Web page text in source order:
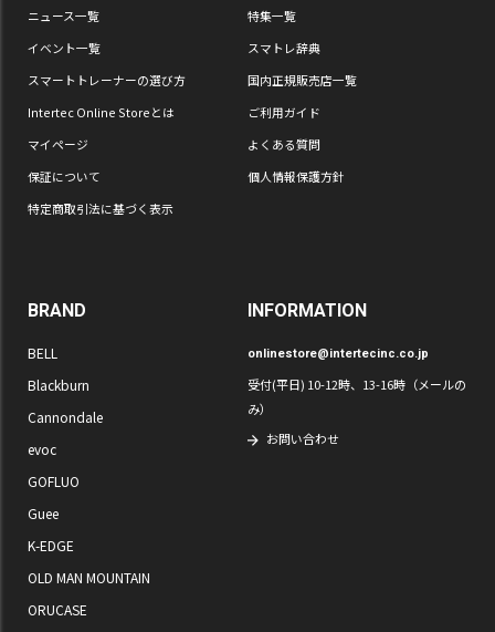
ニュース一覧
特集一覧
イベント一覧
スマトレ辞典
スマートトレーナーの選び方
国内正規販売店一覧
Intertec Online Storeとは
ご利用ガイド
マイページ
よくある質問
保証について
個人情報保護方針
特定商取引法に基づく表示
BRAND
BELL
Blackburn
Cannondale
evoc
GOFLUO
Guee
K-EDGE
OLD MAN MOUNTAIN
ORUCASE
INFORMATION
onlinestore@intertecinc.co.jp
受付(平日) 10-12時、13-16時（メールの
み）
お問い合わせ